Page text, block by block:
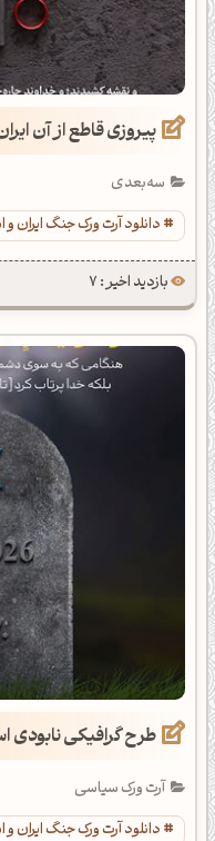
پیروزی قاطع از آن
سه‌بعدی
دانلود آرت ورک جنگ ایران و
بازدید اخیر : 7
طرح گرافیکی نابودی
آرت ورک سیاسی
دانلود آرت ورک جنگ ایران و